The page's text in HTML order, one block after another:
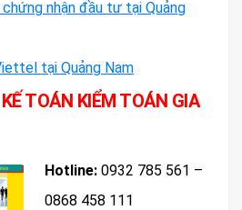
nhận đầu tư tại Quảng
tại Quảng Nam
TOÁN KIỂM TOÁN GIA
Hotline: 0932 785 561 –
0868 458 111